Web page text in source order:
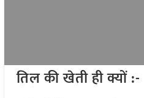
तिल की खेती ही क्यों :-